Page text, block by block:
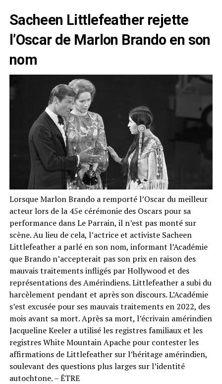
Sacheen Littlefeather rejette
l’Oscar de Marlon Brando en son
nom
Lorsque Marlon Brando a remporté l’Oscar du meilleur
acteur lors de la 45e cérémonie des Oscars pour sa
performance dans Le Parrain, il n’est pas monté sur
scène. Au lieu de cela, l’actrice et activiste Sacheen
Littlefeather a parlé en son nom, informant l’Académie
que Brando n’accepterait pas son prix en raison des
mauvais traitements infligés par Hollywood et des
représentations des Amérindiens. Littlefeather a subi du
harcèlement pendant et après son discours. L’Académie
s’est excusée pour ses mauvais traitements en 2022, des
mois avant sa mort. Après sa mort, l’écrivain amérindien
Jacqueline Keeler a utilisé les registres familiaux et les
registres White Mountain Apache pour contester les
affirmations de Littlefeather sur l’héritage amérindien,
soulevant des questions plus larges sur l’identité
autochtone. – ÊTRE